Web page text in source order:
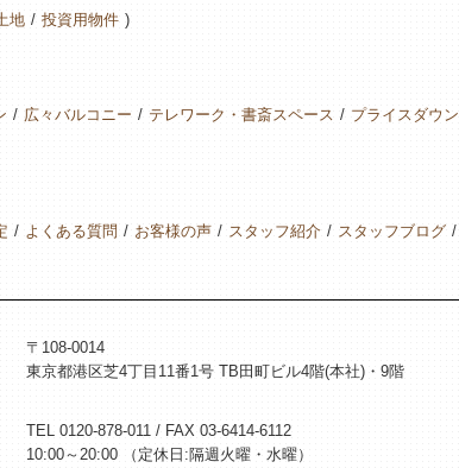
地 投資用物件
広々バルコニー テレワーク・書斎スペース
プライスダウン
よくある質問 お客様の声 スタッフ紹介
スタッフブログ
〒108-0014
東京都港区芝4丁目11番1号 TB田町ビル4階(本社)・9階
TEL 0120-878-011 / FAX 03-6414-6112
10:00～20:00 （定休日:隔週火曜・水曜）